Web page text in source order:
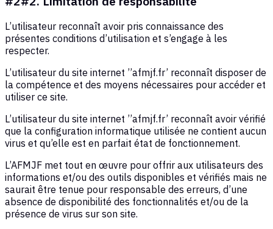
L’utilisateur reconnaît avoir pris connaissance des
présentes conditions d’utilisation et s’engage à les
respecter.
L’utilisateur du site internet ’’afmjf.fr’ reconnaît disposer de
la compétence et des moyens nécessaires pour accéder et
utiliser ce site.
L’utilisateur du site internet ’’afmjf.fr’ reconnaît avoir vérifié
que la configuration informatique utilisée ne contient aucun
virus et qu’elle est en parfait état de fonctionnement.
L’AFMJF met tout en œuvre pour offrir aux utilisateurs des
informations et/ou des outils disponibles et vérifiés mais ne
saurait être tenue pour responsable des erreurs, d’une
absence de disponibilité des fonctionnalités et/ou de la
présence de virus sur son site.